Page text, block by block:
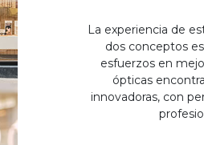
La experiencia de
dos conceptos
esfuerzos en
ópticas
innovadoras, con